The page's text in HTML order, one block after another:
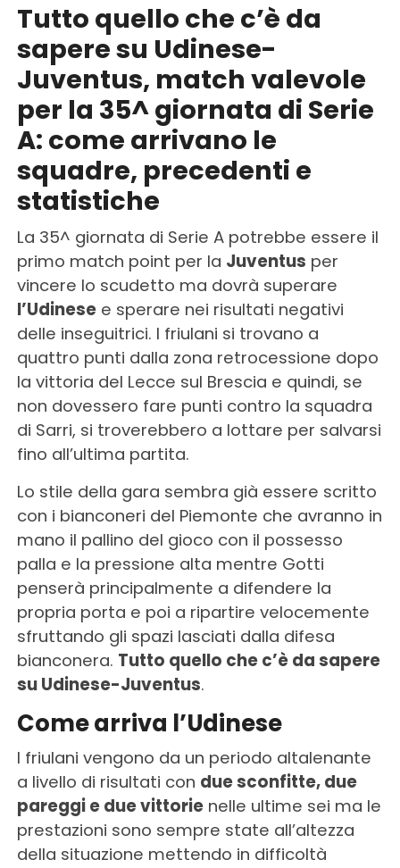
Tutto quello che c’è da
sapere su Udinese-
Juventus, match valevole
per la 35^ giornata di Serie
A: come arrivano le
squadre, precedenti e
statistiche
La 35^ giornata di Serie A potrebbe essere il
primo match point per la Juventus per
vincere lo scudetto ma dovrà superare
l’Udinesee sperare nei risultati negativi
delle inseguitrici. I friulani si trovano a
quattro punti dalla zona retrocessione dopo
la vittoria del Lecce sul Brescia e quindi, se
non dovessero fare punti contro la squadra
di Sarri, si troverebbero a lottare per salvarsi
fino all’ultima partita.
Lo stile della gara sembra già essere scritto
con i bianconeri del Piemonte che avranno in
mano il pallino del gioco con il possesso
palla e la pressione alta mentre Gotti
penserà principalmente a difendere la
propria porta e poi a ripartire velocemente
sfruttando gli spazi lasciati dalla difesa
bianconera. Tutto quello che c’è da sapere
su Udinese-Juventus.
Come arriva l’Udinese
I friulani vengono da un periodo altalenante
a livello di risultati con due sconfitte, due
pareggi e due vittorienelle ultime sei ma le
prestazioni sono sempre state all’altezza
della situazione mettendo in difficoltà